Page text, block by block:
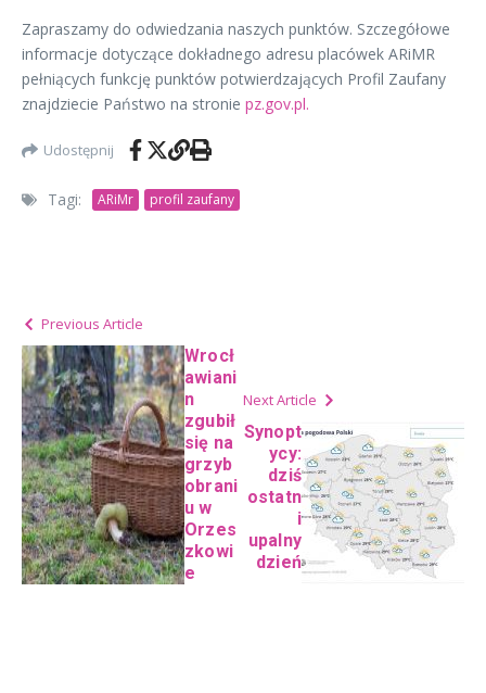
Zapraszamy do odwiedzania naszych punktów. Szczegółowe
informacje dotyczące dokładnego adresu placówek ARiMR
pełniących funkcję punktów potwierdzających Profil Zaufany
znajdziecie Państwo na stronie pz.gov.pl.
Udostępnij
Tagi: ARiMr profil zaufany
Previous Article
Wrocł
awiani
n
zgubił
się na
grzyb
obrani
u w
Orzes
zkowi
e
Next Article
Synopt
ycy:
dziś
ostatn
i
upalny
dzień